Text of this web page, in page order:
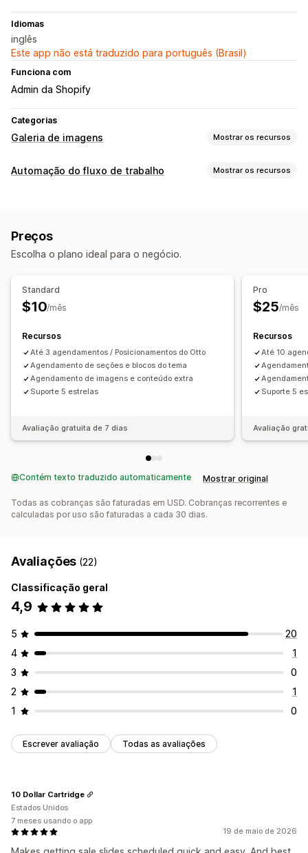
Idiomas
inglês
Este app não está traduzido para português (Brasil)
Funciona com
Admin da Shopify
Categorias
Galeria de imagens Mostrar os recursos
Tipos de galeria
Legendas
Agendamento de conteúdo
Automação do fluxo de trabalho Mostrar os recursos
Personalização
Preços
Escolha o plano ideal para o negócio.
Standard
$10/mês
Recursos
Até 3 agendamentos / Posicionamentos do Otto
Agendamento de seções e blocos do tema
Agendamento de imagens e conteúdo extra
Suporte 5 estrelas
Avaliação gratuita de 7 dias
Pro
$25/mês
Recursos
Até 10
Suporte 5
Avaliação
Contém texto traduzido automaticamente Mostrar original
Todas as cobranças são faturadas em USD. Cobranças recorrentes e
calculadas por uso são faturadas a cada 30 dias.
Avaliações (22)
Classificação geral
4,9
5
20
4
1
3
0
2
1
1
0
Escrever avaliação Todas as avaliações
19 de maio de 2026
10 Dollar Cartridge
Estados Unidos
7 meses usando o app